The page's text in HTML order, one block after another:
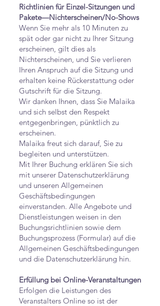
Richtlinien für Einzel-Sitzungen und
Pakete—Nichterscheinen/No-Shows
Wenn Sie mehr als 10 Minuten zu
spät oder gar nicht zu Ihrer Sitzung
erscheinen, gilt dies als
Nichterscheinen, und Sie verlieren
Ihren Anspruch auf die Sitzung und
erhalten keine Rückerstattung oder
Gutschrift für die Sitzung.
Wir danken Ihnen, dass Sie Malaika
und sich selbst den Respekt
entgegenbringen, pünktlich zu
erscheinen.
Malaika freut sich darauf, Sie zu
begleiten und unterstützen.
Mit Ihrer Buchung erklären Sie sich
mit unserer Datenschutzerklärung
und unseren Allgemeinen
Geschäftsbedingungen
einverstanden. Alle Angebote und
Dienstleistungen weisen in den
Buchungsrichtlinien sowie dem
Buchungsprozess (Formular) auf die
Allgemeinen Geschäftsbedingungen
und die Datenschutzerklärung hin.​
Erfüllung bei Online-Veranstaltungen
Erfolgen die Leistungen des
Veranstalters Online so ist der